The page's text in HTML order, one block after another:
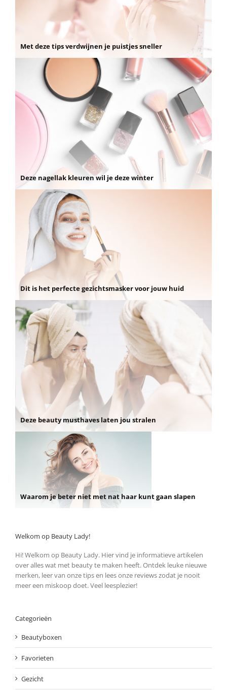
Met deze tips verdwijnen je puistjes sneller
Deze nagellak kleuren wil je deze winter
Dit is het perfecte gezichtsmasker voor jouw huid
Deze beauty musthaves laten jou stralen
Waarom je beter niet met nat haar kunt gaan slapen
Welkom op Beauty Lady!
Hi! Welkom op Beauty Lady. Hier vind je informatieve artikelen
over alles wat met beauty te maken heeft. Ontdek leuke nieuwe
merken, leer van onze tips en lees onze reviews zodat je nooit
meer een miskoop doet. Veel leesplezier!
Categorieën
Beautyboxen
Favorieten
Gezicht